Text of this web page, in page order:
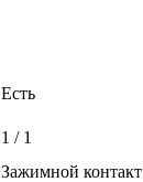
Есть
1 / 1
Зажимной контакт